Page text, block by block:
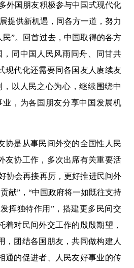
外国朋友积极参与中国式现代化
提供新机遇，同各方一道，努力
”。回首过去，中国取得的各方
同中国人民风雨同舟、同甘共
现代化还需要同各国友人赓续友
以人民之心为心，继续围绕中
，为各国朋友分享中国发展机
协是从事民间外交的全国性人民
友协工作，多次出席有关重要活
协会再接再厉，更好推进民间外
献”，“中国政府将一如既往支持
挥独特作用”，搭建更多民间交
对民间外交工作的殷殷期望，
团结各国朋友，共同做构建人
通的促进者、人民友好事业的传